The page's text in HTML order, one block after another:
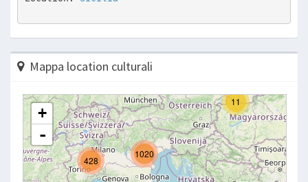
Mappa location culturali